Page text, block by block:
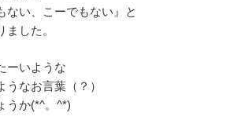
ない、こーでもない』と
した。
ーいような
なお言葉（？）
うか(*^。^*)